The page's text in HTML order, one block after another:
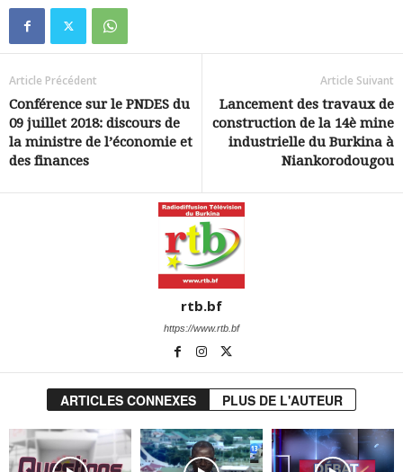
Article Précédent
Conférence sur le PNDES du
09 juillet 2018: discours de
la ministre de l’économie et
des finances
Article Suivant
Lancement des travaux de
construction de la 14è mine
industrielle du Burkina à
Niankorodougou
rtb.bf
https://www.rtb.bf
ARTICLES CONNEXES PLUS DE L'AUTEUR